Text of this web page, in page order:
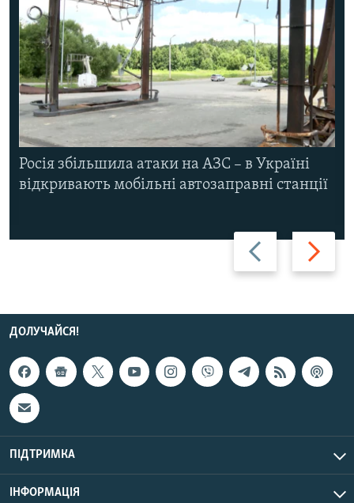
Назад Вперед
Росія збільшила атаки на АЗС – в Україні
відкривають мобільні автозаправні станції
ДОЛУЧАЙСЯ!
ПІДТРИМКА
ІНФОРМАЦІЯ